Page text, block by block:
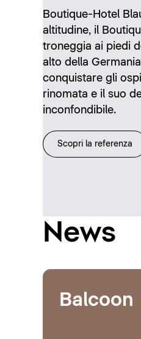
Boutique-Hotel
altitudine, il
troneggia ai piedi
alto della
conquistare gli
rinomata e il suo
inconfondibile.
Scopri la referenza
News
Balcoon